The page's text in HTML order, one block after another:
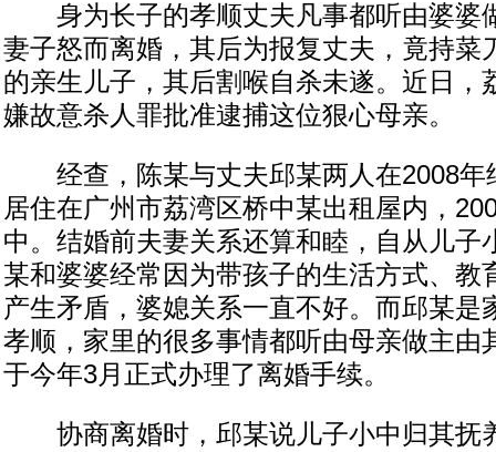
身为长子的孝顺丈夫凡事都听由婆婆
妻子怒而离婚，其后为报复丈夫，竟持菜
的亲生儿子，其后割喉自杀未遂。近日，
嫌故意杀人罪批准逮捕这位狠心母亲。
经查，陈某与丈夫邱某两人在2008年
居住在广州市荔湾区桥中某出租屋内，
中。结婚前夫妻关系还算和睦，自从儿子
某和婆婆经常因为带孩子的生活方式、教
产生矛盾，婆媳关系一直不好。而邱某是
孝顺，家里的很多事情都听由母亲做主由
于今年3月正式办理了离婚手续。
协商离婚时，邱某说儿子小中归其抚